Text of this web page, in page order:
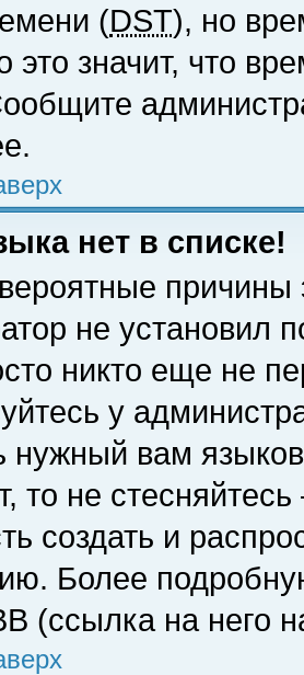
(DST), но
это значит, что
нет в списке!
причины
не установил
никто еще не
у
нужный вам
то не
создать и
Более
(ссылка на него